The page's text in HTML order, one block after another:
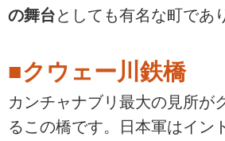
の舞台としても有名な町であ
■クウェー川鉄橋
カンチャナブリ最大の見所が
るこの橋です。日本軍はイン